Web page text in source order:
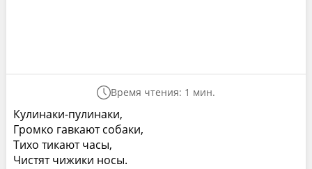
Время чтения: 1 мин.
Кулинаки-пулинаки,
Громко гавкают собаки,
Тихо тикают часы,
Чистят чижики носы.